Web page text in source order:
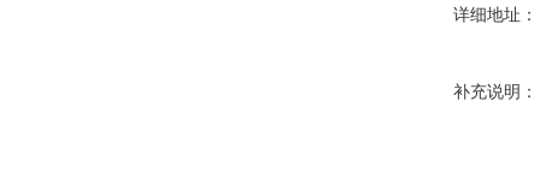
详细地址：
补充说明：